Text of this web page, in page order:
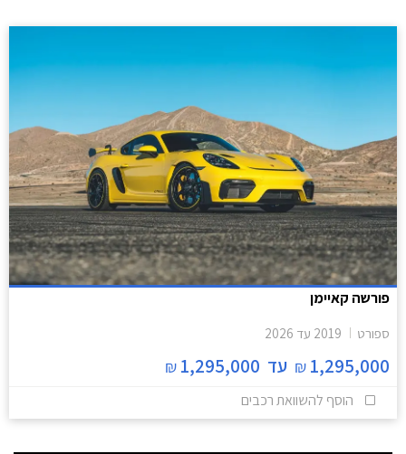
פורשה קאיימן
ספורט 2019 עד 2026
1,295,000
₪ עד 1,295,000
₪
הוסף להשוואת רכבים